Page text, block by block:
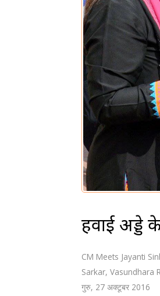
हवाई अड्डे
CM Meets Jayanti
Sarkar, Vasundhara
गुरु, 27 अक्टूबर 2016